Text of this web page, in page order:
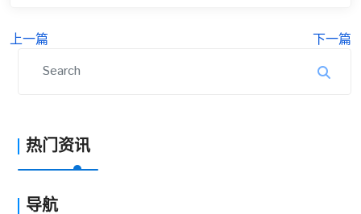
上一篇 下一篇
热门资讯
导航